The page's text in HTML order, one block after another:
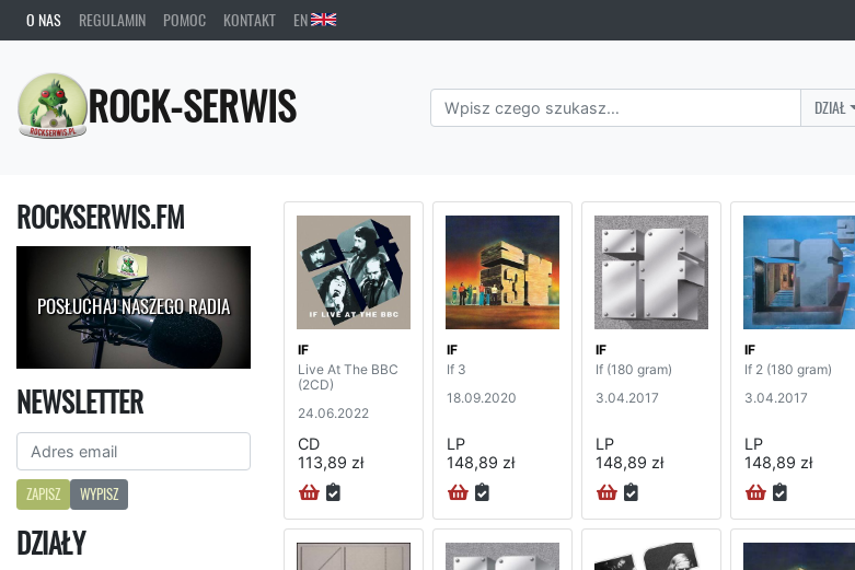
O NAS REGULAMIN POMOC KONTAKT EN
ROCK-SERWIS DZIAŁ
ROCKSERWIS.FM
POSŁUCHAJ NASZEGO RADIA
NEWSLETTER
ZAPISZ WYPISZ
DZIAŁY
IF
Live At The BBC
(2CD)
24.06.2022
CD
113,89 zł
IF
If 3
18.09.2020
LP
148,89 zł
IF
If (180 gram)
3.04.2017
LP
148,89 zł
IF
If 2 (180 gram)
3.04.2017
LP
148,89 zł